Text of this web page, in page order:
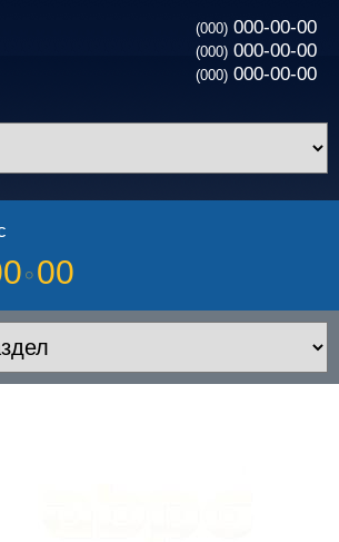
(000) 000-00-00
(000) 000-00-00
(000) 000-00-00
00